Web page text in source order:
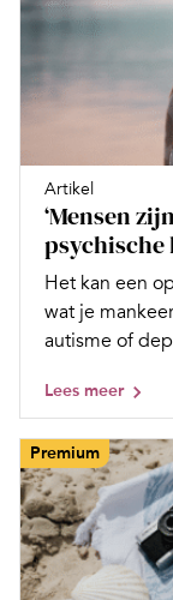
Artikel
‘Mensen
psychische
Het kan een
wat je
autisme of
Lees meer
Premium